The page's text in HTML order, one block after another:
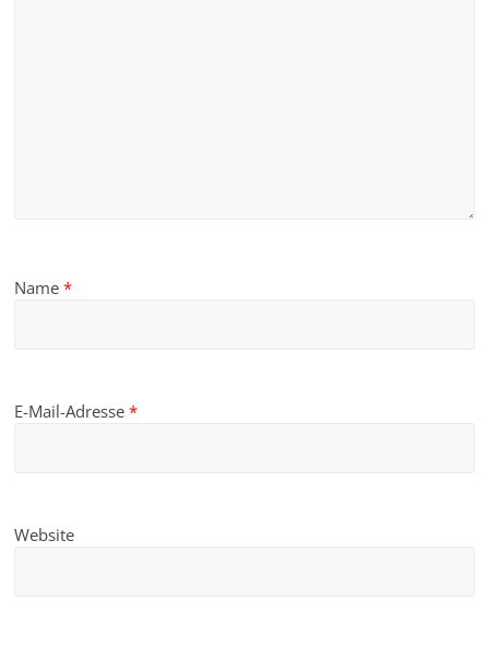
Name*
E-Mail-Adresse*
Website